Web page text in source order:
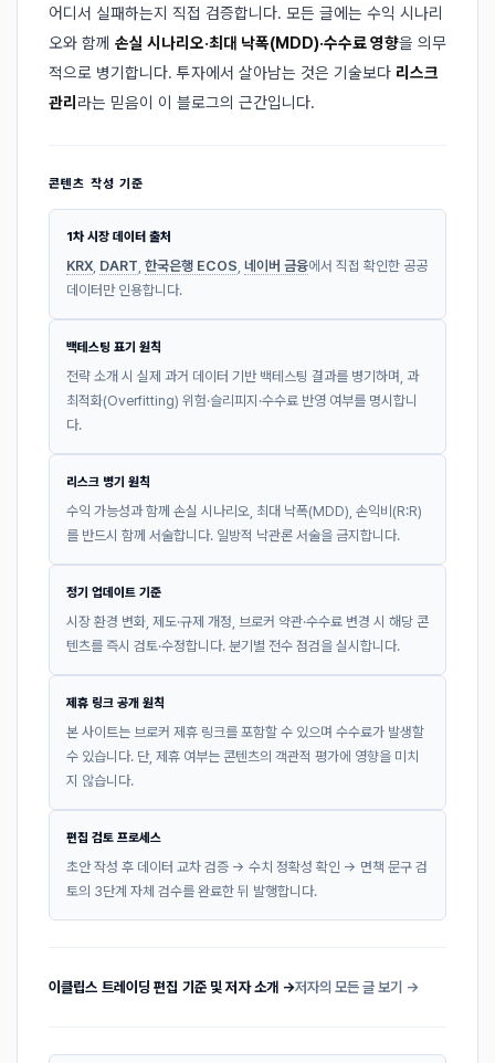
어디서 실패하는지 직접 검증합니다. 모든 글에는 수익 시나리
오와 함께 손실 시나리오·최대 낙폭(MDD)·수수료 영향을 의무
적으로 병기합니다. 투자에서 살아남는 것은 기술보다 리스크
관리 라는 믿음이 이 블로그의 근간입니다.
콘텐츠 작성 기준
1차 시장 데이터 출처
KRX DART 한국은행 ECOS 네이버 금융에서 직접 확인한 공공
데이터만 인용합니다.
백테스팅 표기 원칙
전략 소개 시 실제 과거 데이터 기반 백테스팅 결과를 병기하며, 과
최적화(Overfitting) 위험·슬리피지·수수료 반영 여부를 명시합니
다.
리스크 병기 원칙
수익 가능성과 함께 손실 시나리오, 최대 낙폭(MDD), 손익비(R:R)
를 반드시 함께 서술합니다. 일방적 낙관론 서술을 금지합니다.
정기 업데이트 기준
시장 환경 변화, 제도·규제 개정, 브로커 약관·수수료 변경 시 해당 콘
텐츠를 즉시 검토·수정합니다. 분기별 전수 점검을 실시합니다.
제휴 링크 공개 원칙
본 사이트는 브로커 제휴 링크를 포함할 수 있으며 수수료가 발생할
수 있습니다. 단, 제휴 여부는 콘텐츠의 객관적 평가에 영향을 미치
지 않습니다.
편집 검토 프로세스
초안 작성 후 데이터 교차 검증 → 수치 정확성 확인 → 면책 문구 검
토의 3단계 자체 검수를 완료한 뒤 발행합니다.
이클립스 트레이딩 편집 기준 및 저자 소개 →저자의 모든 글 보기 →